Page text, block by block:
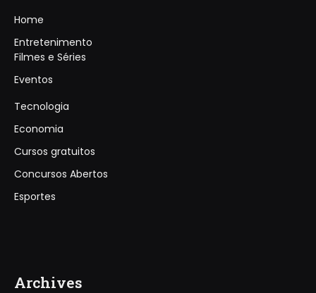
Home
Entretenimento
Filmes e Séries
Eventos
Tecnologia
Economia
Cursos gratuitos
Concursos Abertos
Esportes
Archives